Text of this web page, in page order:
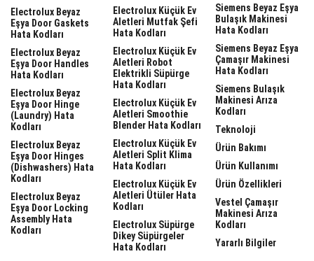
Electrolux Beyaz
Eşya Door Gaskets
Hata Kodları
Electrolux Beyaz
Eşya Door Handles
Hata Kodları
Electrolux Beyaz
Eşya Door Hinge
(laundry) Hata
Kodları
Electrolux Beyaz
Eşya Door Hinges
(dishwashers) Hata
Kodları
Electrolux Beyaz
Eşya Door Locking
Assembly Hata
Kodları
Electrolux Küçük Ev
Aletleri Mutfak Şefi
Hata Kodları
Electrolux Küçük Ev
Aletleri Robot
Elektrikli Süpürge
Hata Kodları
Electrolux Küçük Ev
Aletleri Smoothie
Blender Hata Kodları
Electrolux Küçük Ev
Aletleri Split Klima
Hata Kodları
Electrolux Küçük Ev
Aletleri Ütüler Hata
Kodları
Electrolux Süpürge
Dikey Süpürgeler
Hata Kodları
Siemens Beyaz Eşya
Bulaşık Makinesi
Hata Kodları
Siemens Beyaz Eşya
Çamaşır Makinesi
Hata Kodları
Siemens Bulaşık
Makinesi Arıza
Kodları
Teknoloji
Ürün Bakımı
Ürün Kullanımı
Ürün Özellikleri
Vestel Çamaşır
Makinesi Arıza
Kodları
Yararlı Bilgiler